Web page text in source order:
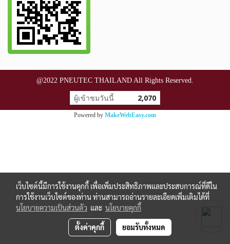
@2022 PNEUTEC THAILAND All Rights Reserved.
ผู้เข้าชมวันนี้ 2,070
Powered by MakeWebEasy.com
เว็บไซต์นี้มีการใช้งานคุกกี้ เพื่อเพิ่มประสิทธิภาพและประสบการณ์ที่ดีใน
การใช้งานเว็บไซต์ของท่าน ท่านสามารถอ่านรายละเอียดเพิ่มเติมได้ที่
นโยบายความเป็นส่วนตัว และ นโยบายคุกกี้
ตั้งค่าคุกกี้ ยอมรับทั้งหมด